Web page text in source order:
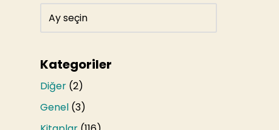
Kategoriler
Diğer (2)
Genel (3)